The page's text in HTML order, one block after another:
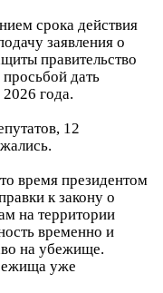
срока действия
заявления о
правительство
дать
года.
12
время президентом
к закону о
на территории
временно и
на убежище.
уже